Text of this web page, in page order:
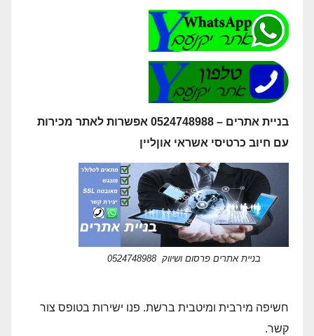
בניית אתרים – 0524748988 אפשרות לאתר מכירות
עם חיוב כרטיסי אשראי אוןליין
בניית אתרים פרסום ושיווק 0524748988
חשיפה מירבית ומיטבית ברשת. פנו ישירות בטופס צור
קשר.